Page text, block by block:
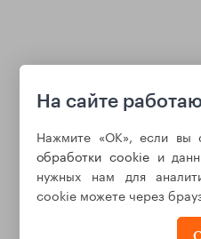
На сайте
Нажмите «ОК», если вы
обработки cookie и
нужных нам для
cookie можете через